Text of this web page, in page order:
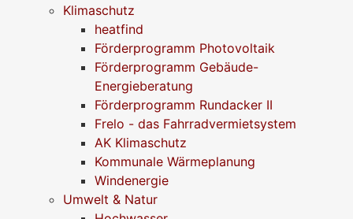
Klimaschutz
heatfind
Förderprogramm Photovoltaik
Förderprogramm Gebäude-
Energieberatung
Förderprogramm Rundacker II
Frelo - das Fahrradvermietsystem
AK Klimaschutz
Kommunale Wärmeplanung
Windenergie
Umwelt & Natur